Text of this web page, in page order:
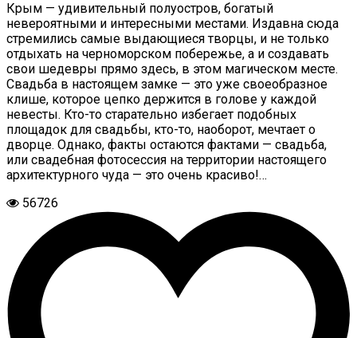
Крым — удивительный полуостров, богатый
невероятными и интересными местами. Издавна сюда
стремились самые выдающиеся творцы, и не только
отдыхать на черноморском побережье, а и создавать
свои шедевры прямо здесь, в этом магическом месте.
Свадьба в настоящем замке — это уже своеобразное
клише, которое цепко держится в голове у каждой
невесты. Кто-то старательно избегает подобных
площадок для свадьбы, кто-то, наоборот, мечтает о
дворце. Однако, факты остаются фактами — свадьба,
или свадебная фотосессия на территории настоящего
архитектурного чуда — это очень красиво!…
56726